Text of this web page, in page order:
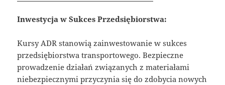
Inwestycja w Sukces Przedsiębiorstwa:
Kursy ADR stanowią zainwestowanie w sukces
przedsiębiorstwa transportowego. Bezpieczne
prowadzenie działań związanych z materiałami
niebezpiecznymi przyczynia się do zdobycia nowych